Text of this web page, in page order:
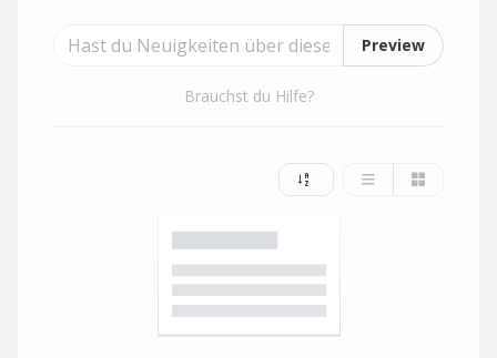
Preview
Brauchst du Hilfe?